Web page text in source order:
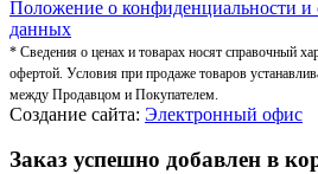
Положение о конфиденциальности и
данных
* Сведения о ценах и товарах носят справочный
офертой. Условия при продаже товаров
между Продавцом и Покупателем.
Создание сайта: Электронный офис
Заказ успешно добавлен в